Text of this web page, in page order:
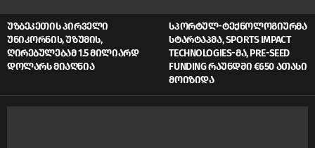
ᲣᲖᲑᲔᲙᲔᲗᲘᲡ ᲞᲘᲠᲕᲔᲚᲘ
ᲣᲜᲘᲙᲝᲠᲜᲘᲡ, ᲣᲖᲣᲛᲘᲡ,
ᲦᲘᲠᲔᲑᲣᲚᲔᲑᲐᲛ 1.5 ᲛᲘᲚᲘᲐᲠᲓ
ᲓᲝᲚᲐᲠᲡ ᲛᲘᲐᲦᲬᲘᲐ
ᲡᲞᲝᲠᲢᲣᲚ-ᲢᲔᲥᲜᲝᲚᲝᲒᲘᲣᲠᲛᲐ
ᲡᲢᲐᲠᲢᲐᲞᲛᲐ, SPORTS IMPACT
TECHNOLOGIES-ᲛᲐ, PRE-SEED
FUNDING ᲠᲐᲣᲜᲓᲨᲘ €650 ᲐᲗᲐᲡᲘ
ᲛᲝᲘᲖᲘᲓᲐ